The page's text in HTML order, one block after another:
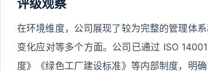
评级观察
在环境维度，公司展现了较为完整的管理体
变化应对等多个方面。公司已通过 ISO
度》《绿色工厂建设标准》等内部制度，明